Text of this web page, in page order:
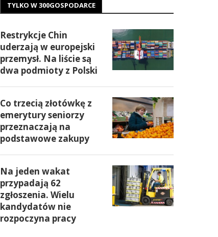
TYLKO W 300GOSPODARCE
Restrykcje Chin
uderzają w europejski
przemysł. Na liście są
dwa podmioty z Polski
Co trzecią złotówkę z
emerytury seniorzy
przeznaczają na
podstawowe zakupy
Na jeden wakat
przypadają 62
zgłoszenia. Wielu
kandydatów nie
rozpoczyna pracy